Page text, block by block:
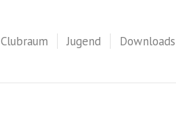
Clubraum Jugend Downloads